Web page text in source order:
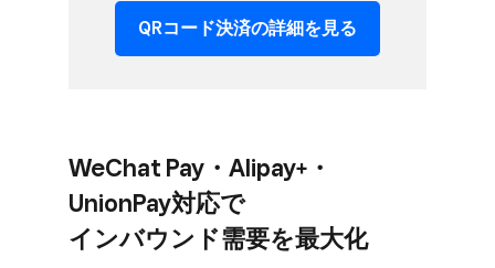
QRコード決済の​詳細を​見る
WeChat Pay・Alipay+・
UnionPay対応で​
インバウンド需要を​最大化